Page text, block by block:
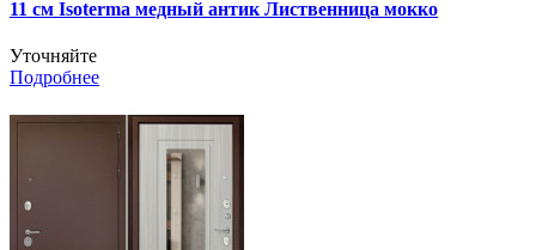
11 см Isoterma медный антик Лиственница мокко
Уточняйте
Подробнее